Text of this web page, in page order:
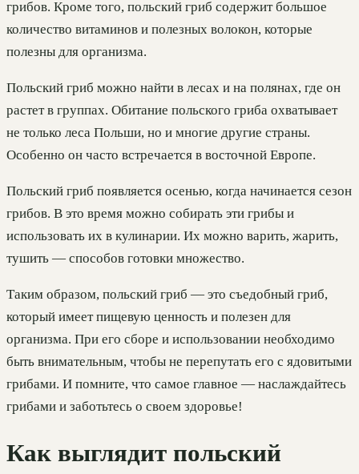
грибов. Кроме того, польский гриб содержит большое
количество витаминов и полезных волокон, которые
полезны для организма.
Польский гриб можно найти в лесах и на полянах, где он
растет в группах. Обитание польского гриба охватывает
не только леса Польши, но и многие другие страны.
Особенно он часто встречается в восточной Европе.
Польский гриб появляется осенью, когда начинается сезон
грибов. В это время можно собирать эти грибы и
использовать их в кулинарии. Их можно варить, жарить,
тушить — способов готовки множество.
Таким образом, польский гриб — это съедобный гриб,
который имеет пищевую ценность и полезен для
организма. При его сборе и использовании необходимо
быть внимательным, чтобы не перепутать его с ядовитыми
грибами. И помните, что самое главное — наслаждайтесь
грибами и заботьтесь о своем здоровье!
Как выглядит польский